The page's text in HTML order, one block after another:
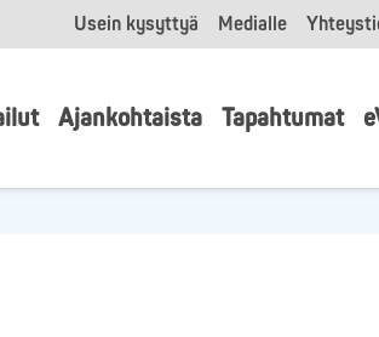
Usein kysyttyä Medialle
Ajankohtaista Tapahtumat